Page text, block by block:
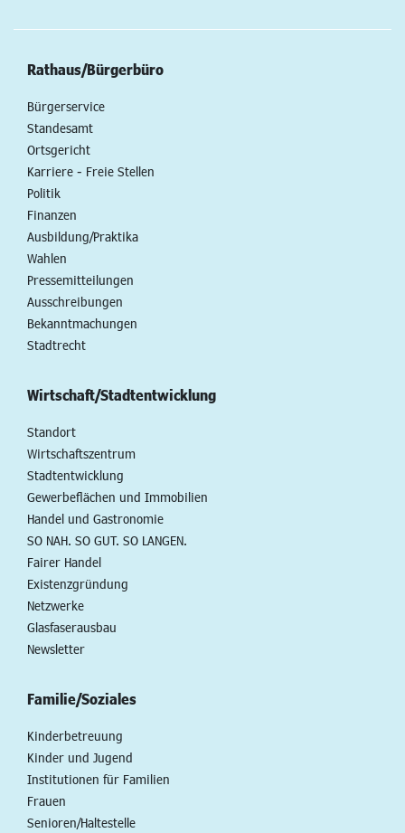
Rathaus/Bürgerbüro
Bürgerservice
Standesamt
Ortsgericht
Karriere - Freie Stellen
Politik
Finanzen
Ausbildung/Praktika
Wahlen
Pressemitteilungen
Ausschreibungen
Bekanntmachungen
Stadtrecht
Wirtschaft/Stadtentwicklung
Standort
Wirtschaftszentrum
Stadtentwicklung
Gewerbeflächen und Immobilien
Handel und Gastronomie
SO NAH. SO GUT. SO LANGEN.
Fairer Handel
Existenzgründung
Netzwerke
Glasfaserausbau
Newsletter
Familie/Soziales
Kinderbetreuung
Kinder und Jugend
Institutionen für Familien
Frauen
Senioren/Haltestelle